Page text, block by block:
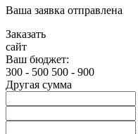
Ваша заявка отправлена
Заказать
сайт
Ваш бюджет:
300 - 500 500 - 900
Другая сумма